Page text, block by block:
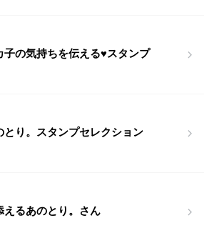
子の気持ちを伝える♥スタンプ
とり。スタンプセレクション
えるあのとり。さん